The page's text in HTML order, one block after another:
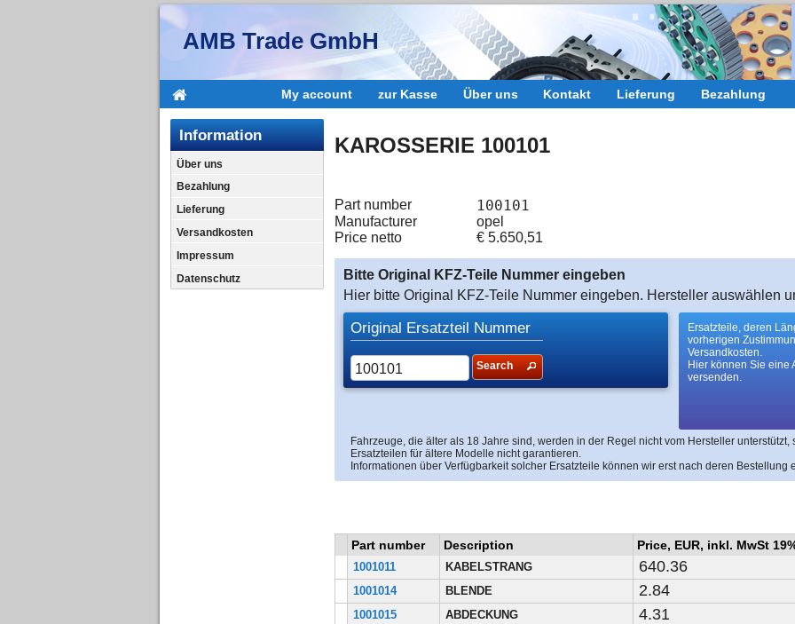
AMB Trade GmbH
My account zur Kasse Über uns Kontakt Lieferung Bezahlung
Information
Über uns
Bezahlung
Lieferung
Versandkosten
Impressum
Datenschutz
KAROSSERIE 100101
Part number 100101
Manufacturer
opel
Price netto
€ 5.650,51
Bitte Original KFZ-Teile Nummer eingeben
Hier bitte Original KFZ-Teile Nummer eingeben. Hersteller auswählen
Original Ersatzteil Nummer
Search
Ersatzteile, deren
vorherigen
Versandkosten.
Hier können Sie eine
versenden.
Fahrzeuge, die älter als 18 Jahre sind, werden in der Regel nicht vom Hersteller
Ersatzteilen für ältere Modelle nicht garantieren.
Informationen über Verfügbarkeit solcher Ersatzteile können wir erst nach deren Bestellung
Part number Description Price, EUR, inkl. MwSt
1001011 KABELSTRANG 640.36
1001014 BLENDE 2.84
1001015 ABDECKUNG 4.31